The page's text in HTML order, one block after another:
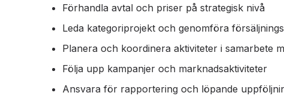
Förhandla avtal och priser på strategisk nivå
Leda kategoriprojekt och genomföra
Planera och koordinera aktiviteter i samarbete
Följa upp kampanjer och marknadsaktiviteter
Ansvara för rapportering och löpande